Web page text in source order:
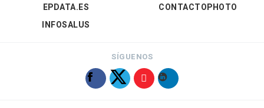
EPDATA.ES
INFOSALUS
CONTACTOPHOTO
SÍGUENOS